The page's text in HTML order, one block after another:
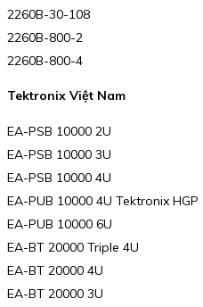
2260B-30-108
2260B-800-2
2260B-800-4
Tektronix Việt Nam
EA-PSB 10000 2U
EA-PSB 10000 3U
EA-PSB 10000 4U
EA-PUB 10000 4U Tektronix HGP
EA-PUB 10000 6U
EA-BT 20000 Triple 4U
EA-BT 20000 4U
EA-BT 20000 3U